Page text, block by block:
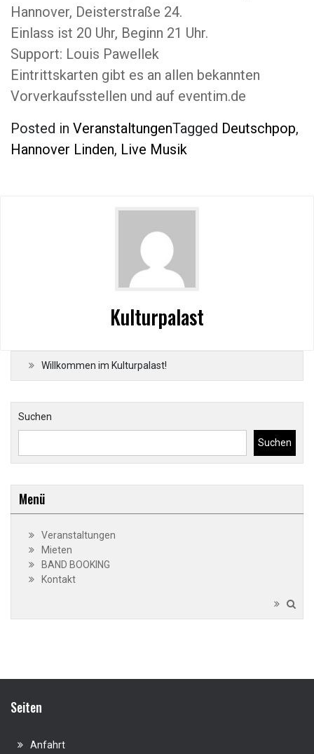
Hannover, Deisterstraße 24.
Einlass ist 20 Uhr, Beginn 21 Uhr.
Support: Louis Pawellek
Eintrittskarten gibt es an allen bekannten
Vorverkaufsstellen und auf eventim.de
Posted in VeranstaltungenTagged Deutschpop,
Hannover Linden, Live Musik
Kulturpalast
Willkommen im Kulturpalast!
Suchen
Suchen
Menü
Veranstaltungen
Mieten
BAND BOOKING
Kontakt
Seiten
Anfahrt